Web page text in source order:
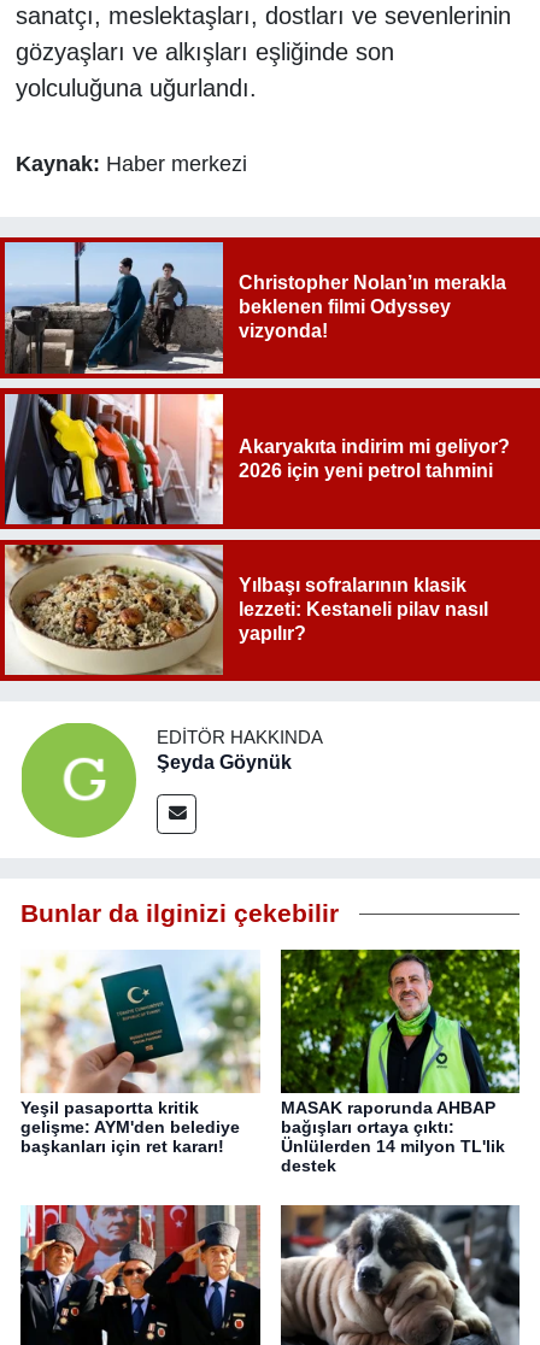
sanatçı, meslektaşları, dostları ve sevenlerinin
gözyaşları ve alkışları eşliğinde son
yolculuğuna uğurlandı.
Kaynak: Haber merkezi
Christopher Nolan’ın merakla
beklenen filmi Odyssey
vizyonda!
Akaryakıta indirim mi geliyor?
2026 için yeni petrol tahmini
Yılbaşı sofralarının klasik
lezzeti: Kestaneli pilav nasıl
yapılır?
EDITÖR HAKKINDA
Şeyda Göynük
Bunlar da ilginizi çekebilir
Yeşil pasaportta kritik
gelişme: AYM'den belediye
başkanları için ret kararı!
MASAK raporunda AHBAP
bağışları ortaya çıktı:
Ünlülerden 14 milyon TL'lik
destek